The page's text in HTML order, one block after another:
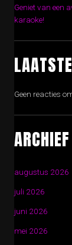
Geniet van een
karaoke!
Geen reacties
ARCHIEF
augustus 2026
juli 2026
juni 2026
mei 2026